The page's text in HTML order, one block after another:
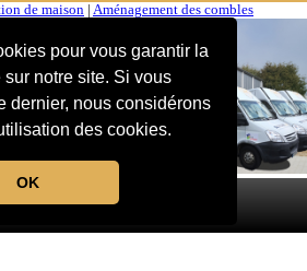
pour vous garantir la
notre site. Si vous
dernier, nous considérons
des cookies.
OK
de maison Aménagement des combles
MENU